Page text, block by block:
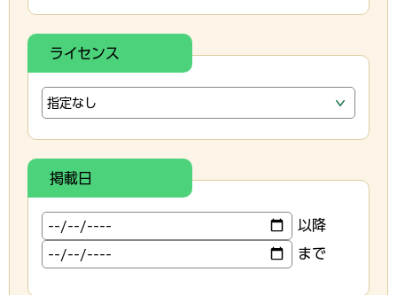
ライセンス
掲載日
以降
まで